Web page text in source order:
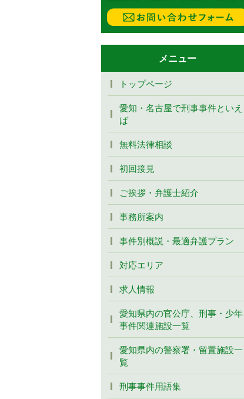
メニュー
トップページ
愛知・名古屋で刑事事件といえ
ば
無料法律相談
初回接見
ご挨拶・弁護士紹介
事務所案内
事件別概説・最適弁護プラン
対応エリア
求人情報
愛知県内の官公庁、刑事・少年
事件関連施設一覧
愛知県内の警察署・留置施設一
覧
刑事事件用語集